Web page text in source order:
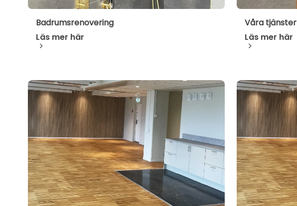
Badrumsrenovering
Läs mer här
Våra tjänster
Läs mer här